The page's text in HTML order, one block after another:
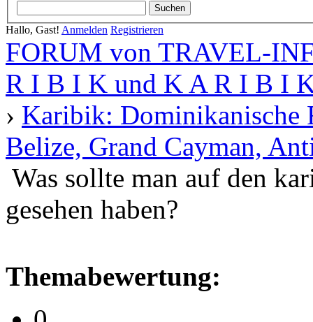
Hallo, Gast! Anmelden Registrieren
FORUM von TRAVEL-
R I B I K und K A R I B I
› Karibik: Dominikanische
Belize, Grand Cayman,
Was sollte man auf den
gesehen haben?
Themabewertung: